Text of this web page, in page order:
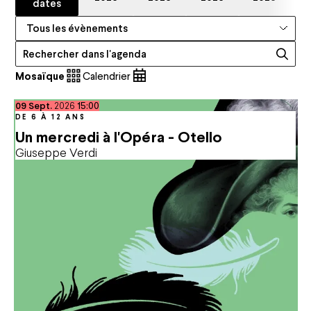
Catégories
Recherche
Mosaïque Calendrier
Un mercredi à l'Opéra - Otello
Giuseppe Verdi
DE 6 À 12 ANS
09septembre
Sept. 2026 15:00